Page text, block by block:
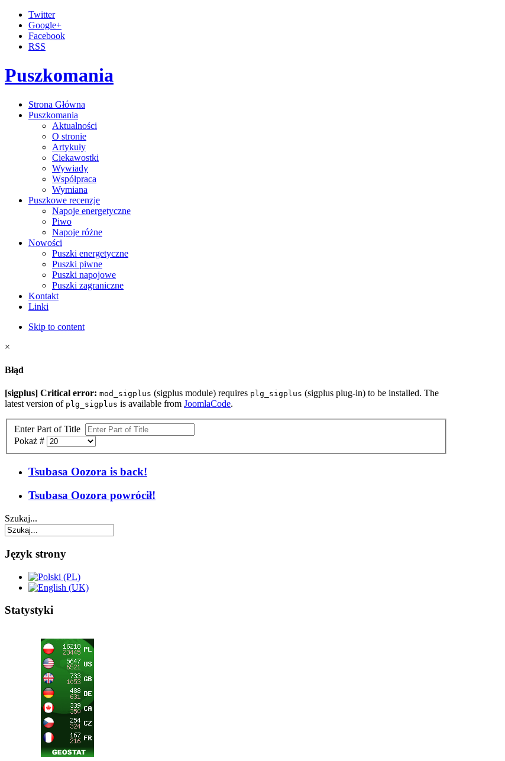
Twitter
Google+
Facebook
RSS
Puszkomania
Strona Główna
Puszkomania
Aktualności
O stronie
Artykuły
Ciekawostki
Wywiady
Współpraca
Wymiana
Puszkowe recenzje
Napoje energetyczne
Piwo
Napoje różne
Nowości
Puszki energetyczne
Puszki piwne
Puszki napojowe
Puszki zagraniczne
Kontakt
Linki
Skip to content
×
Błąd
[sigplus] Critical error: mod_sigplus (sigplus module) requires plg_sigplus (sigplus plug-in) to be installed. The
latest version of plg_sigplus is available from JoomlaCode.
Enter Part of Title
Pokaż #
Tsubasa Oozora is back!
Tsubasa Oozora powrócił!
Szukaj...
Język strony
Statystyki